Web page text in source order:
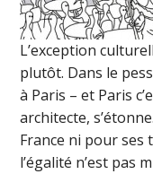
L’exception
plutôt. Dans le
à Paris – et Paris
architecte,
France ni pour
l’égalité n’est pas